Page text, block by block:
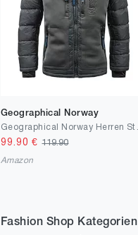
Geographical Norway
99.90 €119.90
Amazon
Fashion Shop Kategorien